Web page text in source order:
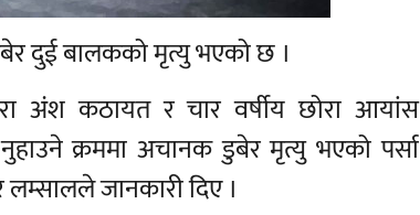
दुई बालकको मृत्यु भएको छ ।
अंश कठायत र चार वर्षीय छोरा आयांस
क्रममा अचानक डुबेर मृत्यु भएको पर्सा
लम्सालले जानकारी दिए ।